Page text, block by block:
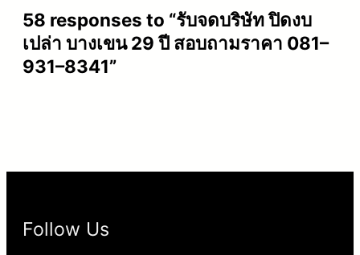
58 responses to “รับจดบริษัท ปิดงบ
เปล่า บางเขน 29 ปี สอบถามราคา 081–
931–8341”
Follow Us